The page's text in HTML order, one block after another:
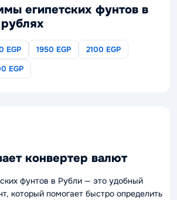
египетских фунтов в
EGP 1950 EGP
2100 EGP
EGP
конвертер валют
фунтов в Рубли — это удобный
который помогает быстро определить